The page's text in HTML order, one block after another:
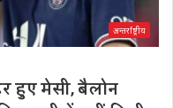
अन्तर्राष्ट्रीय
हुए मेसी, बैलोन